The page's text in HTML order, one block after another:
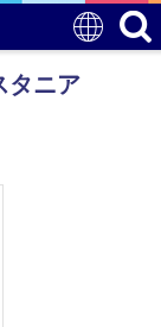
タニア